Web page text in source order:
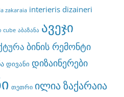
zakaraia interieris dizaineri
cube აბაზანა ავეჯი
ბინის რემონტი
დივანი დიზაინერები
თეთრი ილია ზაქარაია